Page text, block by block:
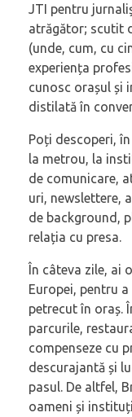
JTI pentru
atrăgător; scutit
(unde, cum, cu
experiența
cunosc orașul și
distilată în
Poți descoperi,
la metrou, la
de comunicare,
uri, newslettere,
de background,
relația cu presa.
În câteva zile, ai
Europei, pentru
petrecut în oraș.
parcurile,
compenseze cu
descurajantă și
pasul. De altfel,
oameni și